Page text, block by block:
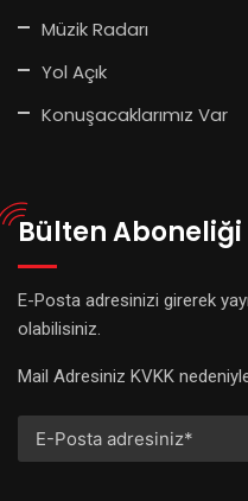
Müzik Radarı
Yol Açık
Konuşacaklarımız Var
Bülten Aboneliği
E-Posta adresinizi girerek
olabilisiniz.
Mail Adresiniz KVKK